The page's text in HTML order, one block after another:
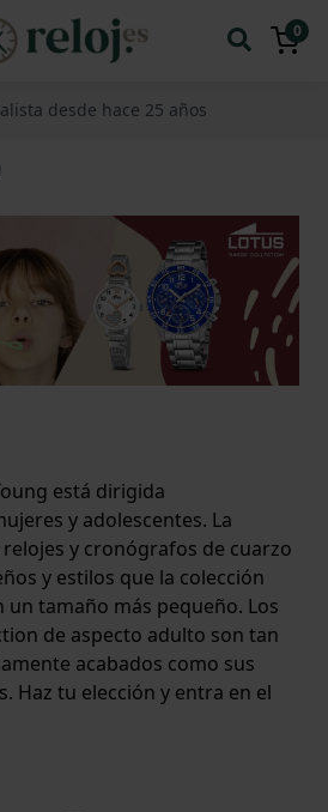
0
desde hace 25 años
está dirigida
y adolescentes. La
y cronógrafos de cuarzo
y estilos que la colección
tamaño más pequeño. Los
de aspecto adulto son tan
acabados como sus
Haz tu elección y entra en el